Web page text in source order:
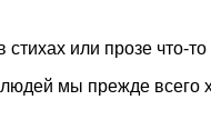
или прозе что-
мы прежде всего